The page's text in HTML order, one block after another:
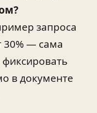
запроса
— сама
в документе